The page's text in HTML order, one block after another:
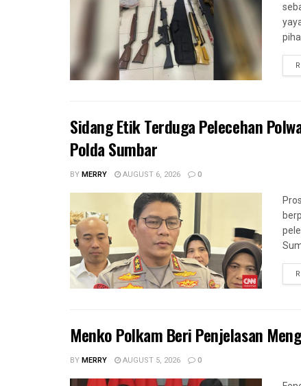
Sidang Etik Terduga Pelecehan
Polda Sumbar
BYMERRY AUGUST 6, 2026 0
Menko Polkam Beri Penjelasan
BYMERRY AUGUST 5, 2026 0